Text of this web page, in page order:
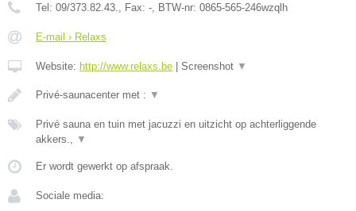
Tel: 09/373.82.43. , Fax: - , BTW-nr: 0865-565-246wzqlh
E-mail › Relaxs
Website: http://www.relaxs.be | Screenshot ▼
Privé-saunacenter met : ▼
Privé sauna en tuin met jacuzzi en uitzicht op achterliggende
akkers.,
▼
Er wordt gewerkt op afspraak.
Sociale media: